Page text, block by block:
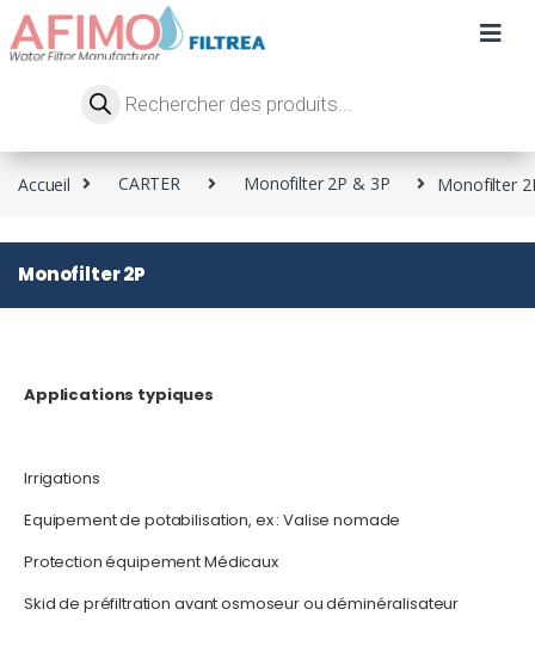
Accueil CARTER Monofilter 2P & 3P Monofilter
Monofilter 2P
Applications typiques
Irrigations
Equipement de potabilisation, ex : Valise nomade
Protection équipement Médicaux
Skid de préfiltration avant osmoseur ou déminéralisateur